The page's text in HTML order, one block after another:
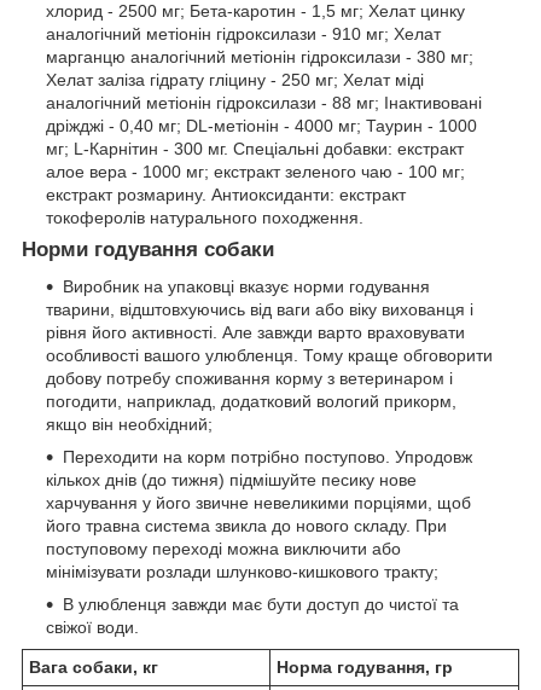
хлорид - 2500 мг; Бета-каротин - 1,5 мг; Хелат цинку
аналогічний метіонін гідроксилази - 910 мг; Хелат
марганцю аналогічний метіонін гідроксилази - 380 мг;
Хелат заліза гідрату гліцину - 250 мг; Хелат міді
аналогічний метіонін гідроксилази - 88 мг; Інактивовані
дріжджі - 0,40 мг; DL-метіонін - 4000 мг; Таурин - 1000
мг; L-Карнітин - 300 мг. Спеціальні добавки: екстракт
алое вера - 1000 мг; екстракт зеленого чаю - 100 мг;
екстракт розмарину. Антиоксиданти: екстракт
токоферолів натурального походження.
Норми годування собаки
Виробник на упаковці вказує норми годування
тварини, відштовхуючись від ваги або віку вихованця і
рівня його активності. Але завжди варто враховувати
особливості вашого улюбленця. Тому краще обговорити
добову потребу споживання корму з ветеринаром і
погодити, наприклад, додатковий вологий прикорм,
якщо він необхідний;
Переходити на корм потрібно поступово. Упродовж
кількох днів (до тижня) підмішуйте песику нове
харчування у його звичне невеликими порціями, щоб
його травна система звикла до нового складу. При
поступовому переході можна виключити або
мінімізувати розлади шлунково-кишкового тракту;
В улюбленця завжди має бути доступ до чистої та
свіжої води.
Вага собаки, кг
Норма годування, гр